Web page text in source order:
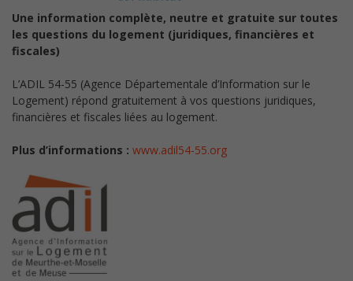
Une information complète, neutre et gratuite sur toutes
les questions du logement (juridiques, financières et
fiscales)
L’ADIL 54-55 (Agence Départementale d’Information sur le
Logement) répond gratuitement à vos questions juridiques,
financières et fiscales liées au logement.
Plus d’informations : www.adil54-55.org